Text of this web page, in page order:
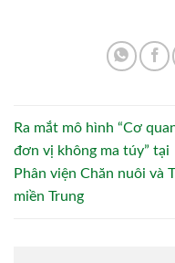
Ra mắt mô hình “Cơ
đơn vị không ma túy” tại
Phân viện Chăn nuôi và
miền Trung